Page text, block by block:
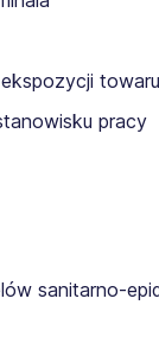
towaru
pracy
sanitarno-